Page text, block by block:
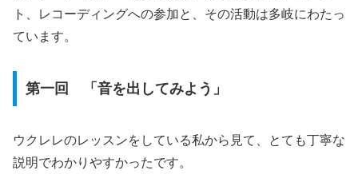
ト、レコーディングへの参加と、その活動は多岐にわたっ
ています。
第一回 「音を出してみよう」
ウクレレのレッスンをしている私から見て、とても丁寧な
説明でわかりやすかったです。